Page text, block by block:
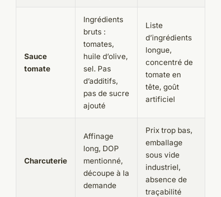
Sauce
tomate
Ingrédients
bruts :
tomates,
huile d’olive,
sel. Pas
d’additifs,
pas de sucre
ajouté
Liste
d’ingrédients
longue,
concentré de
tomate en
tête, goût
artificiel
Charcuterie
Affinage
long, DOP
mentionné,
découpe à la
demande
Prix trop bas,
emballage
sous vide
industriel,
absence de
traçabilité